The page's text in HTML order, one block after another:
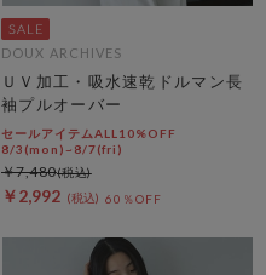
DOUX ARCHIVES
ＵＶ加工・吸水速乾ドルマン長
袖プルオーバー
セールアイテムALL10%OFF
8/3(mon)~8/7(fri)
￥2,992 60％OFF
￥7,480